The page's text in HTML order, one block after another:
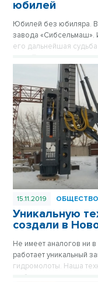
юбилей
Юбилей без юбиляра.
завода «Сибсельмаш».
его дальнейшая
15.11.2019 ОБЩЕСТВО
Уникальную
создали в
Не имеет аналогов ни
работает уникальный
гидромолоты. Наша
любых климатических